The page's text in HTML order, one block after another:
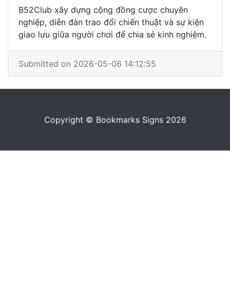
B52Club xây dựng cộng đồng cược chuyên
nghiệp, diễn đàn trao đổi chiến thuật và sự kiện
giao lưu giữa người chơi để chia sẻ kinh nghiệm.
Submitted on 2026-05-06 14:12:55
Copyright © Bookmarks Signs 2026